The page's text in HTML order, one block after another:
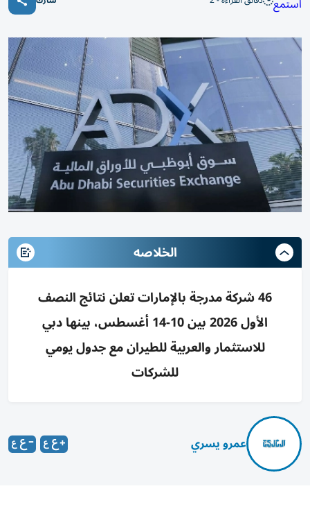
الخلاصه
46 شركة مدرجة بالإمارات تعلن نتائج النصف
الأول 2026 بين 10-14 أغسطس، بينها دبي
للاستثمار والعربية للطيران مع جدول يومي
للشركات
عمرو يسري